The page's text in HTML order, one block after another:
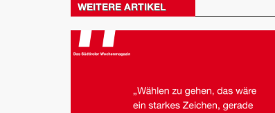
WEITERE ARTIKEL